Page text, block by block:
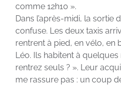
comme 12h10 ».
Dans l’après-midi, la sortie
confuse. Les deux taxis
rentrent à pied, en vélo, en
Léo. Ils habitent à
rentrez seuls ? ». Leur
me rassure pas : un coup